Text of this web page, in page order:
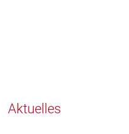
Aktuelles